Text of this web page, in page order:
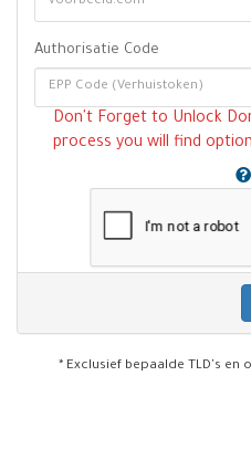
Authorisatie Code
Don't Forget to Unlock
process you will find
* Exclusief bepaalde TLD's en